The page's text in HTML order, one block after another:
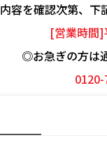
内容を確認次第、下
[営業時間
◎お急ぎの方は